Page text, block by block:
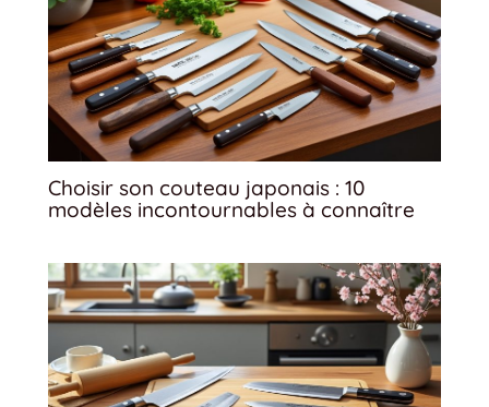
Choisir son couteau japonais : 10
modèles incontournables à connaître